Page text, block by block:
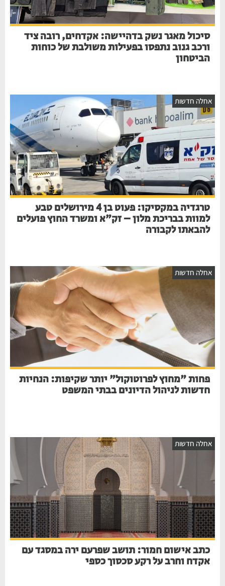
סיכול מאגר נשק בדהיישה: אקדחים, רובה ציד
ורכב גנוב נתפסו בפעילות משולבת של כוחות
הביטחון
אחלה חדשות
טרגדיה במקסיקו: פעוט בן 4 מירושלים טבע
למוות בבריכת מלון – זק"א ומשרד החוץ פועלים
להבאתו לקבורה
אחלה חדשות
פחות "מחוץ לפרוטוקול" יותר שקיפות: הנחיות
חדשות לניהול הדיונים בבתי המשפט
אחלה חדשות
כתב אישום חמור: תושב שפרעם ירה במסגד עם
אקדח וחרב על רקע סכסוך כספי